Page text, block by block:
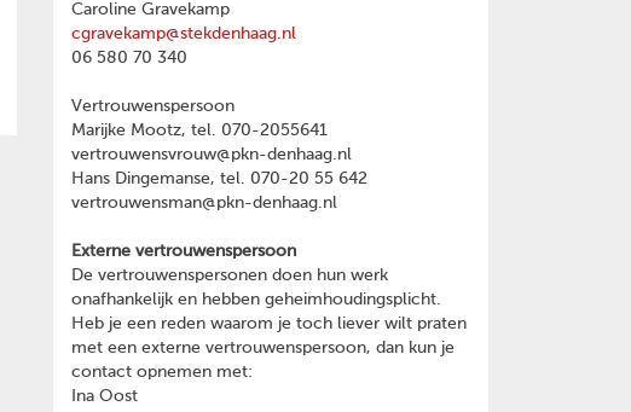
Caroline Gravekamp
cgravekamp@stekdenhaag.nl
06 580 70 340
Vertrouwenspersoon
Marijke Mootz, tel. 070-2055641
vertrouwensvrouw@pkn-denhaag.nl
Hans Dingemanse, tel. 070-20 55 642
vertrouwensman@pkn-denhaag.nl
Externe vertrouwenspersoon
De vertrouwenspersonen doen hun werk
onafhankelijk en hebben geheimhoudingsplicht.
Heb je een reden waarom je toch liever wilt praten
met een externe vertrouwenspersoon, dan kun je
contact opnemen met:
Ina Oost